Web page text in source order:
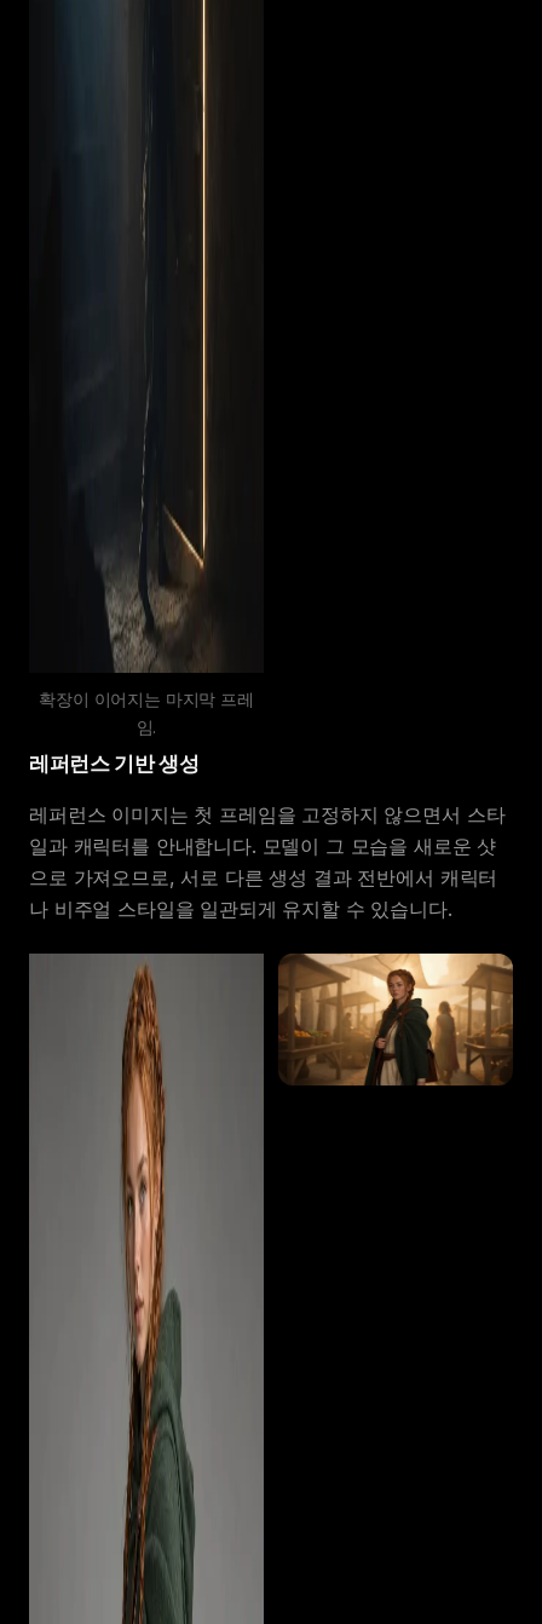
확장이 이어지는 마지막 프레
임.
레퍼런스 기반 생성
레퍼런스 이미지는 첫 프레임을 고정하지 않으면서 스타
일과 캐릭터를 안내합니다. 모델이 그 모습을 새로운 샷
으로 가져오므로, 서로 다른 생성 결과 전반에서 캐릭터
나 비주얼 스타일을 일관되게 유지할 수 있습니다.